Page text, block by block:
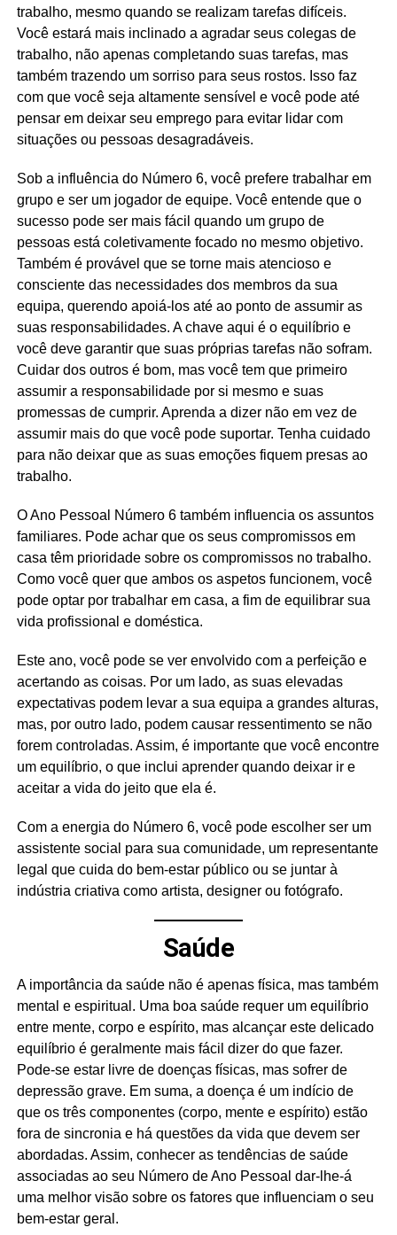
trabalho, mesmo quando se realizam tarefas difíceis.
Você estará mais inclinado a agradar seus colegas de
trabalho, não apenas completando suas tarefas, mas
também trazendo um sorriso para seus rostos. Isso faz
com que você seja altamente sensível e você pode até
pensar em deixar seu emprego para evitar lidar com
situações ou pessoas desagradáveis.
Sob a influência do Número 6, você prefere trabalhar em
grupo e ser um jogador de equipe. Você entende que o
sucesso pode ser mais fácil quando um grupo de
pessoas está coletivamente focado no mesmo objetivo.
Também é provável que se torne mais atencioso e
consciente das necessidades dos membros da sua
equipa, querendo apoiá-los até ao ponto de assumir as
suas responsabilidades. A chave aqui é o equilíbrio e
você deve garantir que suas próprias tarefas não sofram.
Cuidar dos outros é bom, mas você tem que primeiro
assumir a responsabilidade por si mesmo e suas
promessas de cumprir. Aprenda a dizer não em vez de
assumir mais do que você pode suportar. Tenha cuidado
para não deixar que as suas emoções fiquem presas ao
trabalho.
O Ano Pessoal Número 6 também influencia os assuntos
familiares. Pode achar que os seus compromissos em
casa têm prioridade sobre os compromissos no trabalho.
Como você quer que ambos os aspetos funcionem, você
pode optar por trabalhar em casa, a fim de equilibrar sua
vida profissional e doméstica.
Este ano, você pode se ver envolvido com a perfeição e
acertando as coisas. Por um lado, as suas elevadas
expectativas podem levar a sua equipa a grandes alturas,
mas, por outro lado, podem causar ressentimento se não
forem controladas. Assim, é importante que você encontre
um equilíbrio, o que inclui aprender quando deixar ir e
aceitar a vida do jeito que ela é.
Com a energia do Número 6, você pode escolher ser um
assistente social para sua comunidade, um representante
legal que cuida do bem-estar público ou se juntar à
indústria criativa como artista, designer ou fotógrafo.
Saúde
A importância da saúde não é apenas física, mas também
mental e espiritual. Uma boa saúde requer um equilíbrio
entre mente, corpo e espírito, mas alcançar este delicado
equilíbrio é geralmente mais fácil dizer do que fazer.
Pode-se estar livre de doenças físicas, mas sofrer de
depressão grave. Em suma, a doença é um indício de
que os três componentes (corpo, mente e espírito) estão
fora de sincronia e há questões da vida que devem ser
abordadas. Assim, conhecer as tendências de saúde
associadas ao seu Número de Ano Pessoal dar-lhe-á
uma melhor visão sobre os fatores que influenciam o seu
bem-estar geral.